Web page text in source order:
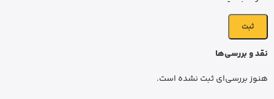
نقد و بررسی‌ها
هنوز بررسی‌ای ثبت نشده است.